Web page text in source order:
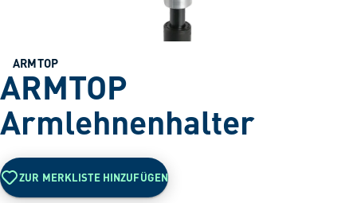
ARMTOP
ARMTOP
Armlehnenhalter
ZUR MERKLISTE HINZUFÜGEN